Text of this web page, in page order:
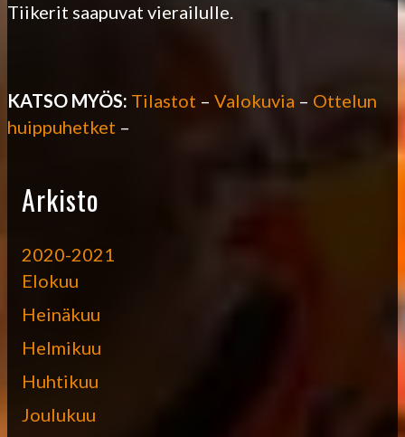
Tiikerit saapuvat vierailulle.
KATSO MYÖS: Tilastot – Valokuvia – Ottelun
huippuhetket –
Arkisto
2020-2021
Elokuu
Heinäkuu
Helmikuu
Huhtikuu
Joulukuu